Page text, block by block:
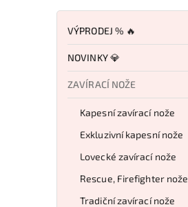
VÝPRODEJ % 🔥
NOVINKY 💎
ZAVÍRACÍ NOŽE
Kapesní zavírací nože
Exkluzivní kapesní nože
Lovecké zavírací nože
Rescue, Firefighter nože
Tradiční zavírací nože